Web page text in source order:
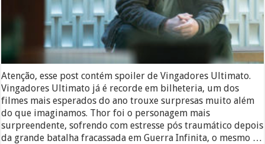
Atenção, esse post contém spoiler de Vingadores Ultimato.
Vingadores Ultimato já é recorde em bilheteria, um dos
filmes mais esperados do ano trouxe surpresas muito além
do que imaginamos. Thor foi o personagem mais
surpreendente, sofrendo com estresse pós traumático depois
da grande batalha fracassada em Guerra Infinita, o mesmo …